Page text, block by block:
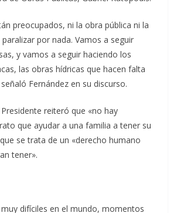
preocupados, ni la obra pública ni la
por nada. Vamos a seguir
y vamos a seguir haciendo los
las obras hídricas que hacen falta
Fernández en su discurso.
reiteró que «no hay
que ayudar a una familia a tener su
se trata de un «derecho humano
tener».
difíciles en el mundo, momentos